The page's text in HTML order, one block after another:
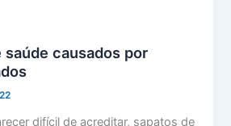
saúde causados ​​por
difícil de acreditar, sapatos de